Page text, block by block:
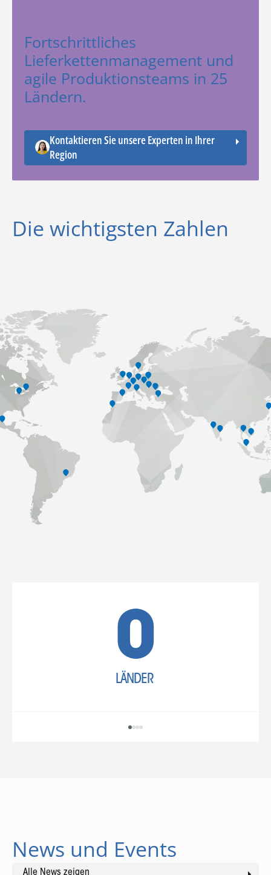
Fortschrittliches
Lieferkettenmanagement und
agile Produktionsteams in 25
Ländern.
Kontaktieren Sie unsere Experten in Ihrer
Region
Die wichtigsten Zahlen
LÄNDER
News und Events
Alle News zeigen